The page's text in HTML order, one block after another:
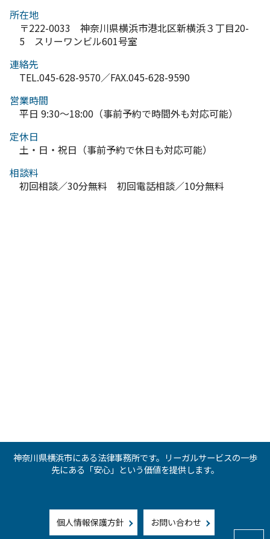
所在地
〒222-0033 神奈川県横浜市港北区新横浜３丁目20-
5 スリーワンビル601号室
連絡先
TEL.045-628-9570／FAX.045-628-9590
営業時間
平日 9:30～18:00（事前予約で時間外も対応可能）
定休日
土・日・祝日（事前予約で休日も対応可能）
相談料
初回相談／30分無料 初回電話相談／10分無料
神奈川県横浜市にある法律事務所です。リーガルサービスの一歩
先にある「安心」という価値を提供します。
個人情報保護方針 お問い合わせ